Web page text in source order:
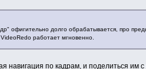
офигительно долго обрабатывается, про
работает мгновенно.
навигация по кадрам, и поделиться